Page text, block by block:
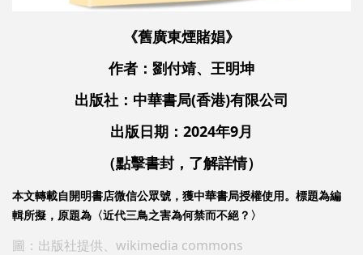
《舊廣東煙賭娼》
作者：劉付靖、王明坤
出版社：中華書局(香港)有限公司
出版日期：2024年9月
（點擊書封，了解詳情）
本文轉載自開明書店微信公眾號，獲中華書局授權使用。標題為編
輯所擬，原題為〈近代三鳥之害為何禁而不絕？〉
圖：出版社提供、wikimedia commons